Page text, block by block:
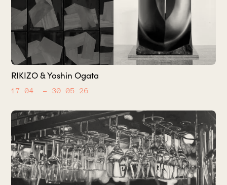
RIKIZO & Yoshin Ogata
17.04. – 30.05.26